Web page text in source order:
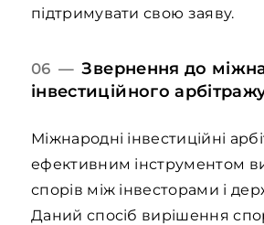
підтримувати свою заяву.
06 —Звернення до
інвестиційного
Міжнародні інвестиційні
ефективним інструментом
спорів між інвесторами і
Даний спосіб вирішення